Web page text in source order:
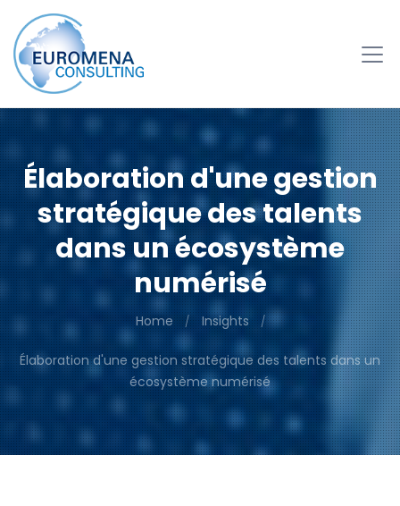
Élaboration d'une gestion
stratégique des talents
dans un écosystème
numérisé
Home Insights
Élaboration d'une gestion stratégique des talents dans un
écosystème numérisé